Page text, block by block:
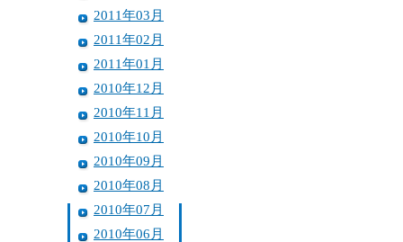
2011年03月
2011年02月
2011年01月
2010年12月
2010年11月
2010年10月
2010年09月
2010年08月
2010年07月
2010年06月